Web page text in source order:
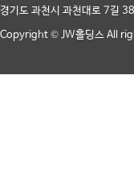
경기도 과천시 과천대로 7
Copyright © JW홀딩스 All